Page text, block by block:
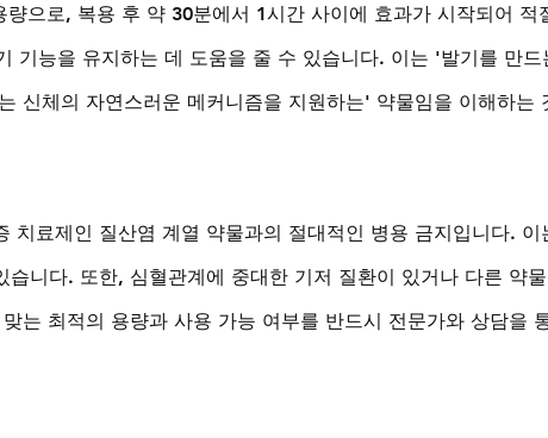
으로, 복용 후 약 30분에서 1시간 사이에 효과가 시작되어 적
기능을 유지하는 데 도움을 줄 수 있습니다. 이는 '발기를 만드
신체의 자연스러운 메커니즘을 지원하는' 약물임을 이해하는
치료제인 질산염 계열 약물과의 절대적인 병용 금지입니다. 이
습니다. 또한, 심혈관계에 중대한 기저 질환이 있거나 다른 약
는 최적의 용량과 사용 가능 여부를 반드시 전문가와 상담을